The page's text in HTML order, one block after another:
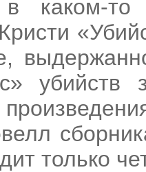
в каком-
убийств
только